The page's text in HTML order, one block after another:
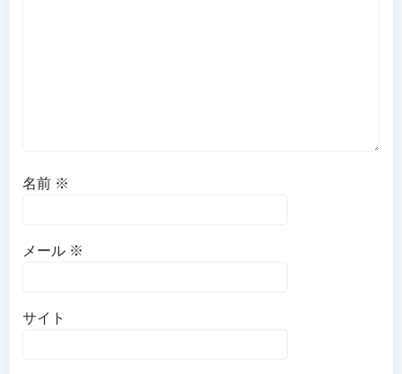
名前 ※
メール ※
サイト